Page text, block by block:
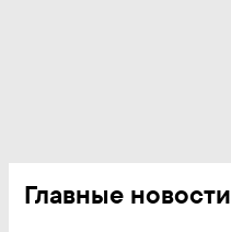
Главные новости